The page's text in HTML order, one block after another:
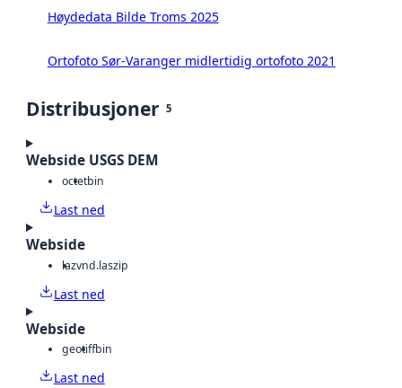
Høydedata Bilde Troms 2025
Ortofoto Sør-Varanger midlertidig ortofoto 2021
Distribusjoner 5
Webside USGS DEM
octetbin
Last ned
Webside
lazvnd.laszip
Last ned
Webside
geotiffbin
Last ned